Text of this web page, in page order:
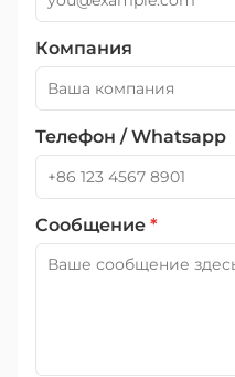
Компания
Телефон / Whatsapp
Сообщение *